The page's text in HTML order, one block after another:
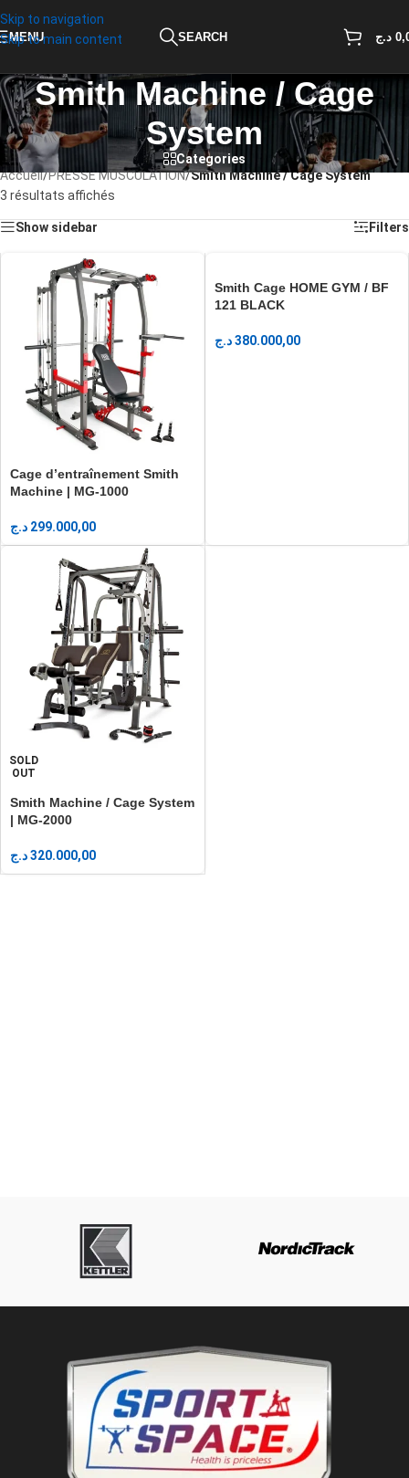
Skip to navigation
Skip to main content
MENU SEARCH د.ج
Smith Machine / Cage
System
Categories
Accueil/PRESSE MUSCULATION/Smith Machine / Cage System
3 résultats affichés
Show sidebar Filters
Cage d’entraînement Smith
Machine | MG-1000
299.000,00 د.ج
Smith Cage HOME GYM / BF
121 BLACK
380.000,00 د.ج
SOLD
OUT
Smith Machine / Cage System
| MG-2000
320.000,00د.ج